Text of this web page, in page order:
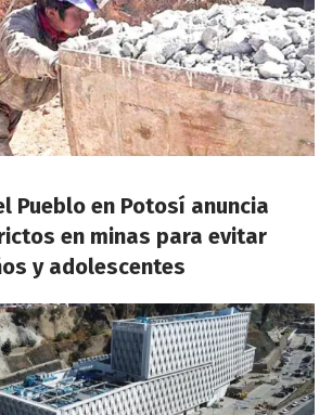
Pueblo en Potosí anuncia
en minas para evitar
y adolescentes